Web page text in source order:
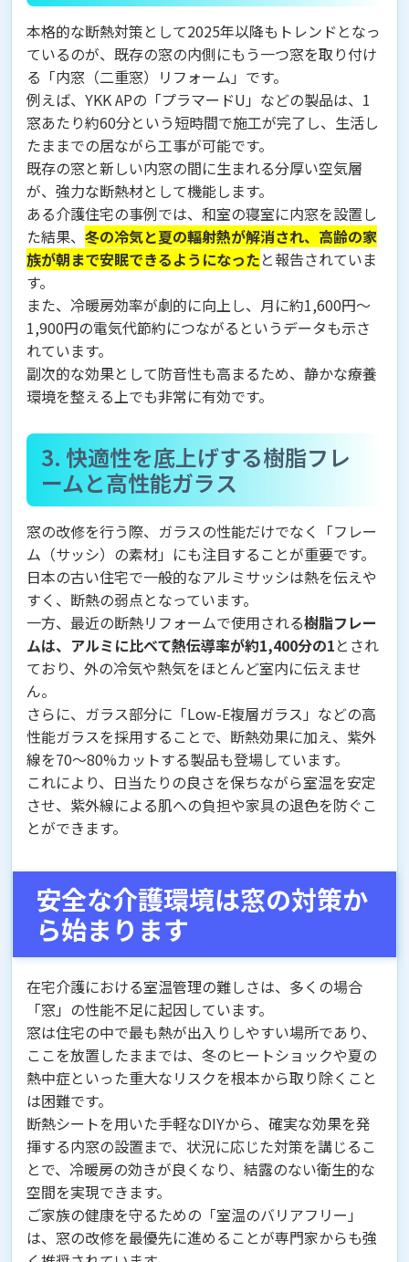
本格的な断熱対策として2025年以降もトレンドとなっ
ているのが、既存の窓の内側にもう一つ窓を取り付け
る「内窓（二重窓）リフォーム」です。
例えば、YKK APの「プラマードU」などの製品は、1
窓あたり約60分という短時間で施工が完了し、生活し
たままでの居ながら工事が可能です。
既存の窓と新しい内窓の間に生まれる分厚い空気層
が、強力な断熱材として機能します。
ある介護住宅の事例では、和室の寝室に内窓を設置し
た結果、 冬の冷気と夏の輻射熱が解消され、高齢の家
族が朝まで安眠できるようになったと報告されていま
す。
また、冷暖房効率が劇的に向上し、月に約1,600円〜
1,900円の電気代節約につながるというデータも示さ
れています。
副次的な効果として防音性も高まるため、静かな療養
環境を整える上でも非常に有効です。
3. 快適性を底上げする樹脂フレ
ームと高性能ガラス
窓の改修を行う際、ガラスの性能だけでなく「フレー
ム（サッシ）の素材」にも注目することが重要です。
日本の古い住宅で一般的なアルミサッシは熱を伝えや
すく、断熱の弱点となっています。
一方、最近の断熱リフォームで使用される樹脂フレー
ムは、アルミに比べて熱伝導率が約1,400分の1とされ
ており、外の冷気や熱気をほとんど室内に伝えませ
ん。
さらに、ガラス部分に「Low-E複層ガラス」などの高
性能ガラスを採用することで、断熱効果に加え、紫外
線を70〜80%カットする製品も登場しています。
これにより、日当たりの良さを保ちながら室温を安定
させ、紫外線による肌への負担や家具の退色を防ぐこ
とができます。
安全な介護環境は窓の対策か
ら始まります
在宅介護における室温管理の難しさは、多くの場合
「窓」の性能不足に起因しています。
窓は住宅の中で最も熱が出入りしやすい場所であり、
ここを放置したままでは、冬のヒートショックや夏の
熱中症といった重大なリスクを根本から取り除くこと
は困難です。
断熱シートを用いた手軽なDIYから、確実な効果を発
揮する内窓の設置まで、状況に応じた対策を講じるこ
とで、冷暖房の効きが良くなり、結露のない衛生的な
空間を実現できます。
ご家族の健康を守るための「室温のバリアフリー」
は、窓の改修を最優先に進めることが専門家からも強